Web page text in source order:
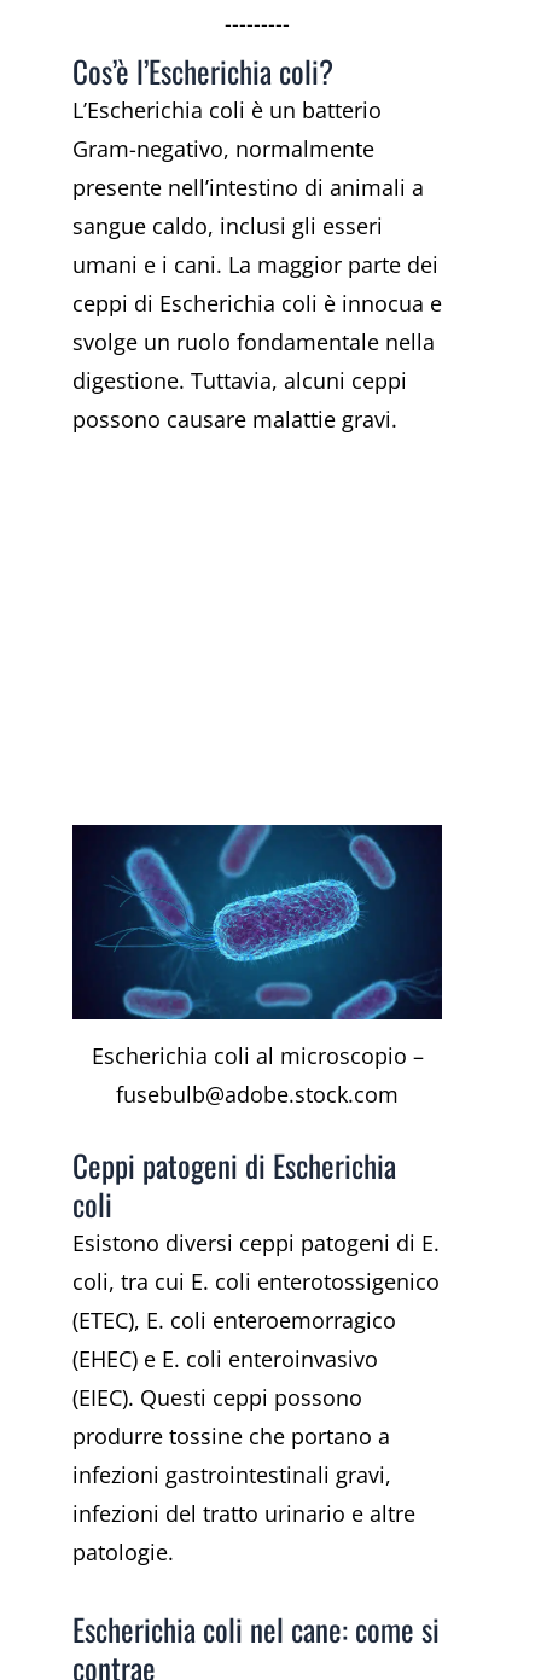
---------
Cos’è l’Escherichia coli?
L’Escherichia coli è un batterio
Gram-negativo, normalmente
presente nell’intestino di animali a
sangue caldo, inclusi gli esseri
umani e i cani. La maggior parte dei
ceppi di Escherichia coli è innocua e
svolge un ruolo fondamentale nella
digestione. Tuttavia, alcuni ceppi
possono causare malattie gravi.
Escherichia coli al microscopio –
fusebulb@adobe.stock.com
Ceppi patogeni di Escherichia
coli
Esistono diversi ceppi patogeni di E.
coli, tra cui E. coli enterotossigenico
(ETEC), E. coli enteroemorragico
(EHEC) e E. coli enteroinvasivo
(EIEC). Questi ceppi possono
produrre tossine che portano a
infezioni gastrointestinali gravi,
infezioni del tratto urinario e altre
patologie.
Escherichia coli nel cane: come si
contrae